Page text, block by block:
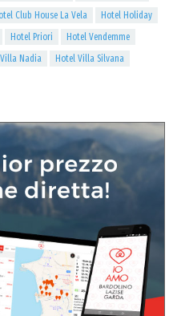
Club House La Vela
Hotel Holiday
Hotel Priori
Hotel Vendemme
Nadia Hotel Villa Silvana